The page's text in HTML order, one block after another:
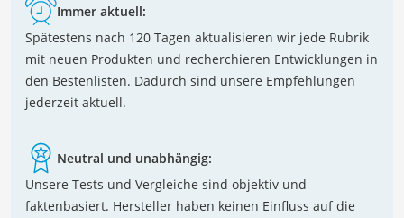
Immer aktuell:
Spätestens nach 120 Tagen aktualisieren wir jede Rubrik
mit neuen Produkten und recherchieren Entwicklungen in
den Bestenlisten. Dadurch sind unsere Empfehlungen
jederzeit aktuell.
Neutral und unabhängig:
Unsere Tests und Vergleiche sind objektiv und
faktenbasiert. Hersteller haben keinen Einfluss auf die